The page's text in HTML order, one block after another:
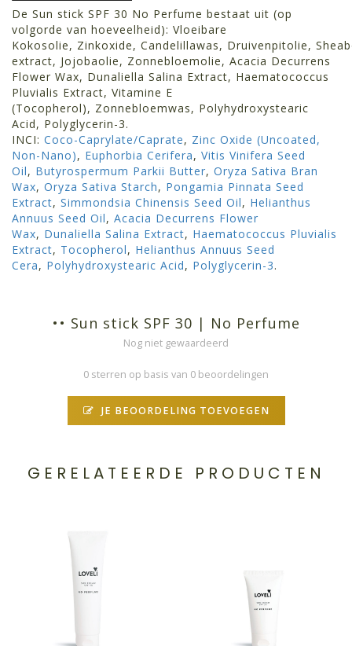
De Sun stick SPF 30 No Perfume bestaat uit (op
volgorde van hoeveelheid): Vloeibare
Kokosolie, Zinkoxide, Candelillawas, Druivenpitolie,
extract, Jojobaolie, Zonnebloemolie, Acacia Decurrens
Flower Wax, Dunaliella Salina Extract, Haematococcus
Pluvialis Extract, Vitamine E
(Tocopherol), Zonnebloemwas, Polyhydroxystearic
Acid, Polyglycerin-3.
INCI: Coco-Caprylate/Caprate, Zinc Oxide (Uncoated,
Non-Nano), Euphorbia Cerifera, Vitis Vinifera Seed
Oil, Butyrospermum Parkii Butter, Oryza Sativa Bran
Wax, Oryza Sativa Starch, Pongamia Pinnata Seed
Extract, Simmondsia Chinensis Seed Oil, Helianthus
Annuus Seed Oil, Acacia Decurrens Flower
Wax, Dunaliella Salina Extract, Haematococcus Pluvialis
Extract, Tocopherol, Helianthus Annuus Seed
Cera, Polyhydroxystearic Acid, Polyglycerin-3.
•• Sun stick SPF 30 | No Perfume
Nog niet gewaardeerd
0 sterren op basis van 0 beoordelingen
JE BEOORDELING TOEVOEGEN
GERELATEERDE PRODUCTEN